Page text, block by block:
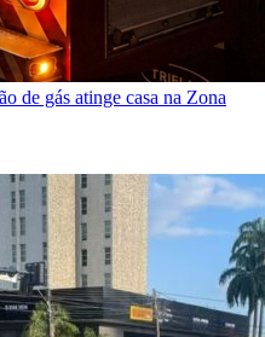
de gás atinge casa na Zona